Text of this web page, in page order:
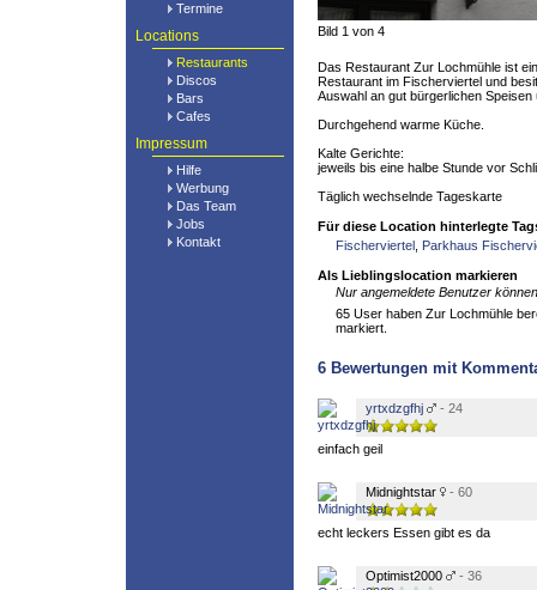
Termine
Locations
Restaurants
Discos
Bars
Cafes
Impressum
Hilfe
Werbung
Das Team
Jobs
Kontakt
Bild 1 von 4
Das Restaurant Zur Lochmühle ist
Restaurant im Fischerviertel und
Auswahl an gut bürgerlichen
Durchgehend warme Küche.
Kalte Gerichte:
jeweils bis eine halbe Stunde vor
Täglich wechselnde Tageskarte
Für diese Location hinterlegte
Fischerviertel Parkhaus
Als Lieblingslocation markieren
Nur angemeldete Benutzer
65 User haben Zur Lochmühle
markiert.
6 Bewertungen mit
yrtxdzgfhj - 24
einfach geil
Midnightstar - 60
echt leckers Essen gibt es da
Optimist2000 - 36